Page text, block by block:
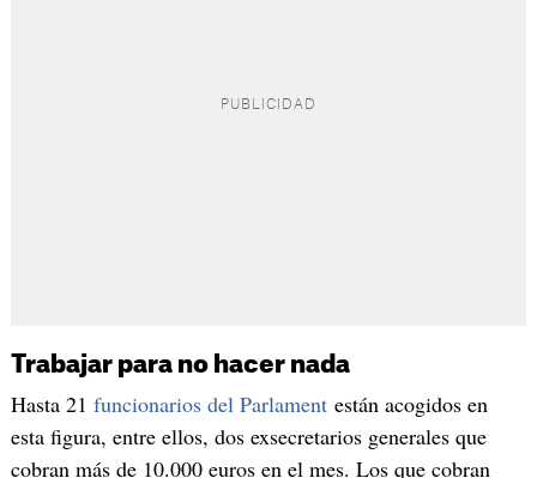
Trabajar para no hacer nada
Hasta 21 funcionarios del Parlamentestán acogidos en
esta figura, entre ellos, dos exsecretarios generales que
cobran más de 10.000 euros en el mes. Los que cobran